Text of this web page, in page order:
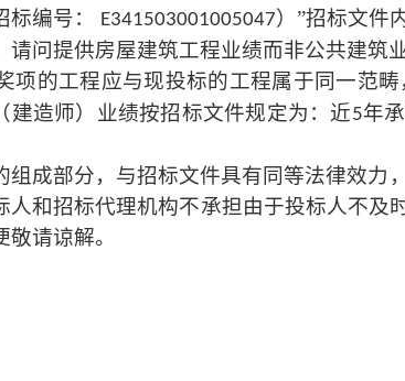
标编号：
E341503001005047）”招标文件
问提供房屋建筑工程业绩而非公共建筑
项的工程应与现投标的工程属于同一范
建造师）业绩按招标文件规定为：近5年
成部分，与招标文件具有同等法律效力
和招标代理机构不承担由于投标人不及
请谅解。